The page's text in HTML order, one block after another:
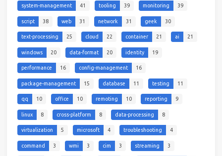
system-management 41 tooling 39 monitoring 39
script 38 web 31 network 31 geek 30
text-processing 25 cloud 22 container 21 ai 21
windows 20 data-format 20 identity 19
performance 16 config-management 16
package-management 15 database 11 testing 11
qq 10 office 10 remoting 10 reporting 9
linux 8 cross-platform 8 data-processing 8
virtualization 5 microsoft 4 troubleshooting 4
command 3 wmi 3 cim 3 streaming 3